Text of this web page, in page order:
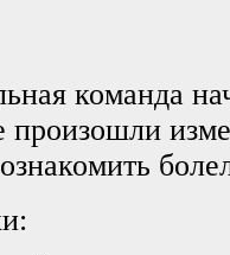
команда
произошли